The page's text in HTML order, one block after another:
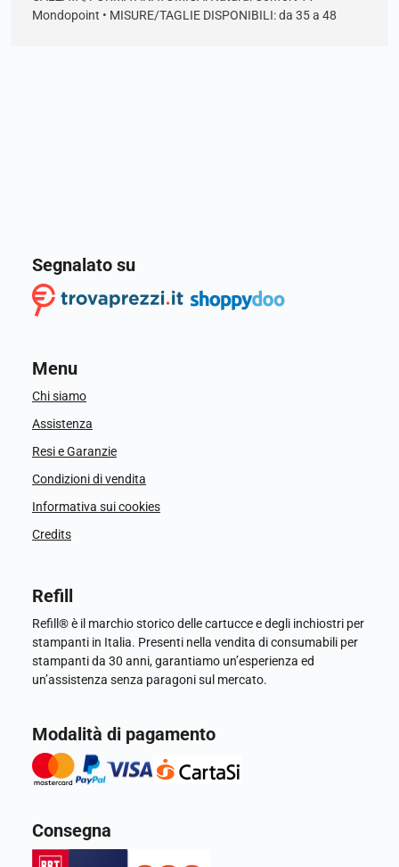
Mondopoint • MISURE/TAGLIE DISPONIBILI: da 35 a 48
Segnalato su
Menu
Chi siamo
Assistenza
Resi e Garanzie
Condizioni di vendita
Informativa sui cookies
Credits
Refill
Refill® è il marchio storico delle cartucce e degli inchiostri per
stampanti in Italia. Presenti nella vendita di consumabili per
stampanti da 30 anni, garantiamo un’esperienza ed
un’assistenza senza paragoni sul mercato.
Modalità di pagamento
Consegna